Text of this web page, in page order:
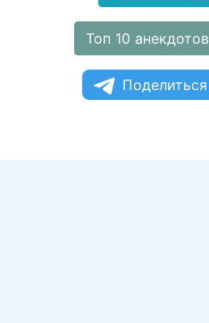
Топ 10 анекдотов
Поделиться